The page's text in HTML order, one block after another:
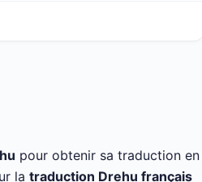
pour obtenir sa traduction en
la traduction Drehu français